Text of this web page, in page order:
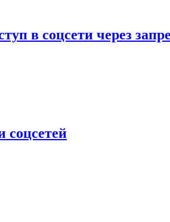
в соцсети через
соцсетей